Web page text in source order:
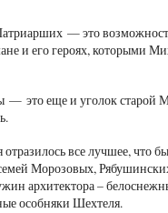
— это
и его героях, которыми
это еще и уголок старой
все лучшее, что
Морозовых,
архитектора –
особняки Шехтеля.